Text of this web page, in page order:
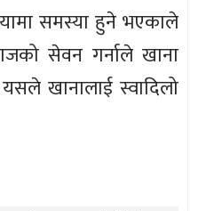
समस्या हुने भएकाले
सेवन गर्नाले खाना
खानालाई स्वादिलो